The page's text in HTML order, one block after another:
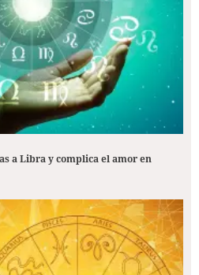
a Libra y complica el amor en